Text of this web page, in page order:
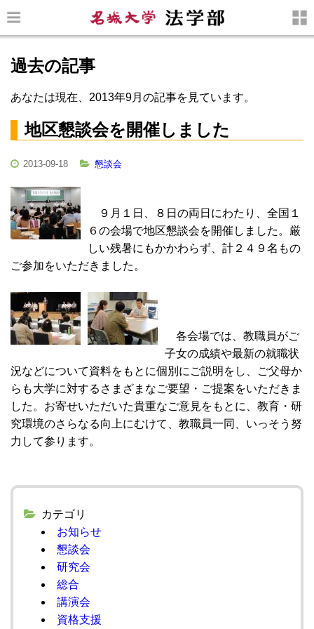
過去の記事
あなたは現在、2013年9月の記事を見ています。
地区懇談会を開催しました
2013-09-18 懇談会
９月１日、８日の両日にわたり、全国１
６の会場で地区懇談会を開催しました。厳
しい残暑にもかかわらず、計２４９名もの
ご参加をいただきました。
各会場では、教職員がご
子女の成績や最新の就職状
況などについて資料をもとに個別にご説明をし、ご父母か
らも大学に対するさまざまなご要望・ご提案をいただきま
した。お寄せいただいた貴重なご意見をもとに、教育・研
究環境のさらなる向上にむけて、教職員一同、いっそう努
力して参ります。
カテゴリ
お知らせ
懇談会
研究会
総合
講演会
資格支援